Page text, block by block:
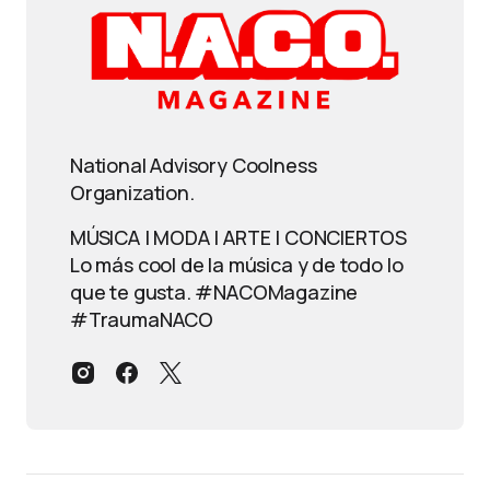
National Advisory Coolness
Organization.
MÚSICA | MODA | ARTE | CONCIERTOS
Lo más cool de la música y de todo lo
que te gusta. #NACOMagazine
#TraumaNACO